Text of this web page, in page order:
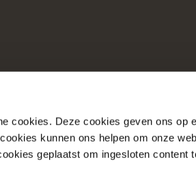
cookies. Deze cookies geven ons op
kunnen ons helpen om onze
geplaatst om ingesloten content
Over Nictiz